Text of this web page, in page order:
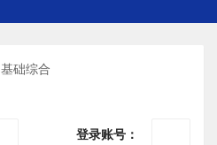
基础综合
登录账号：